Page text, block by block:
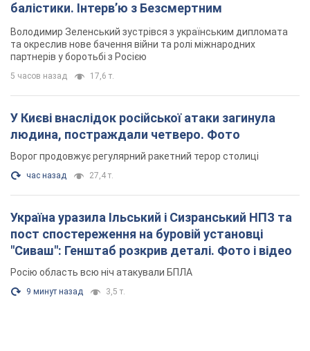
балістики. Інтерв’ю з Безсмертним
Володимир Зеленський зустрівся з українським дипломата
та окреслив нове бачення війни та ролі міжнародних
партнерів у боротьбі з Росією
5 часов назад 17,6 т.
У Києві внаслідок російської атаки загинула
людина, постраждали четверо. Фото
Ворог продовжує регулярний ракетний терор столиці
час назад 27,4 т.
Україна уразила Ільський і Сизранський НПЗ та
пост спостереження на буровій установці
"Сиваш": Генштаб розкрив деталі. Фото і відео
Росію область всю ніч атакували БПЛА
9 минут назад 3,5 т.